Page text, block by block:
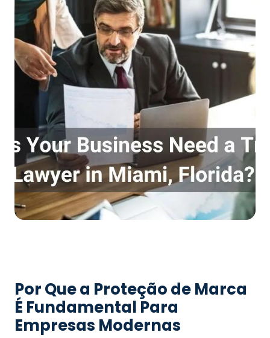
Por Que a Proteção de Marca
É Fundamental Para
Empresas Modernas